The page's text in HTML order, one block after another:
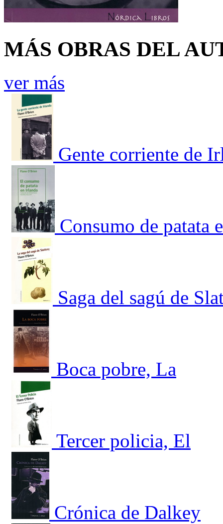
MÁS OBRAS DEL
ver más
Gente corriente de
Consumo de patata
Saga del sagú de
Boca pobre, La
Tercer policia, El
Crónica de Dalkey